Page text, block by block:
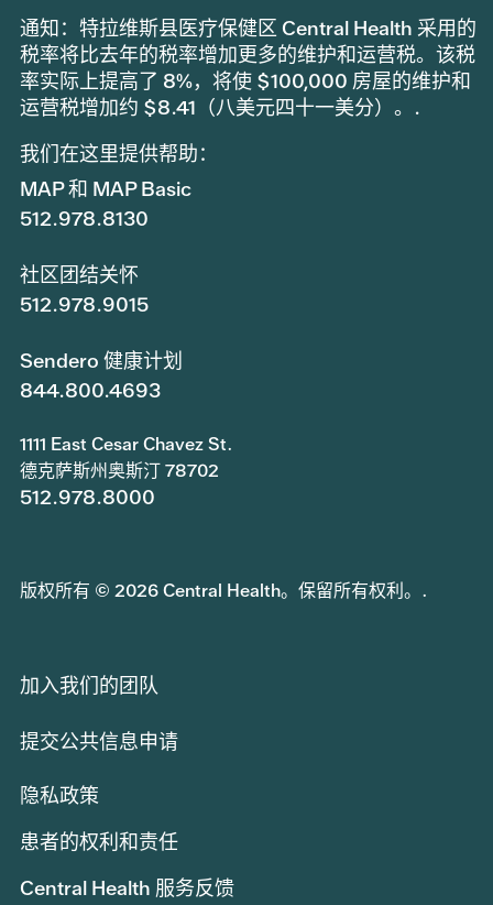
通知：特拉维斯县医疗保健区 Central Health 采用的
税率将比去年的税率增加更多的维护和运营税。该税
率实际上提高了 8%，将使 $100,000 房屋的维护和
运营税增加约 $8.41（八美元四十一美分）。.
我们在这里提供帮助：
MAP 和 MAP Basic
512.978.8130
社区团结关怀
512.978.9015
Sendero 健康计划
844.800.4693
1111 East Cesar Chavez St.
德克萨斯州奥斯汀 78702
512.978.8000
版权所有 © 2026 Central Health。保留所有权利。.
加入我们的团队
提交公共信息申请
隐私政策
患者的权利和责任
Central Health 服务反馈